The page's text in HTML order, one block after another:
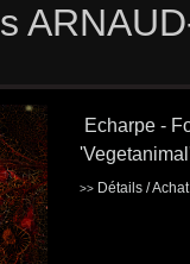
Echarpe -
>> Détails /